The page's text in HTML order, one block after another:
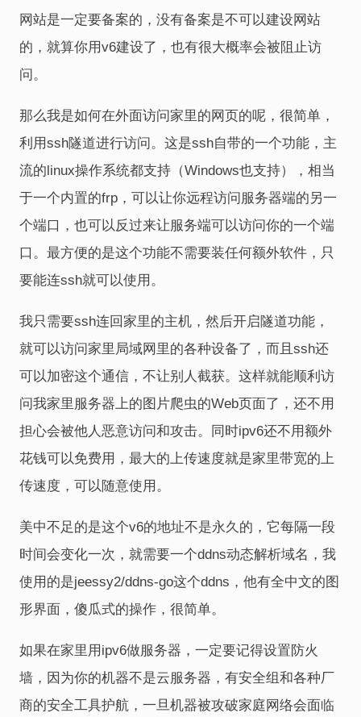
网站是一定要备案的，没有备案是不可以建设网站
的，就算你用v6建设了，也有很大概率会被阻止访
问。
那么我是如何在外面访问家里的网页的呢，很简单，
利用ssh隧道进行访问。这是ssh自带的一个功能，主
流的linux操作系统都支持（Windows也支持），相当
于一个内置的frp，可以让你远程访问服务器端的另一
个端口，也可以反过来让服务端可以访问你的一个端
口。最方便的是这个功能不需要装任何额外软件，只
要能连ssh就可以使用。
我只需要ssh连回家里的主机，然后开启隧道功能，
就可以访问家里局域网里的各种设备了，而且ssh还
可以加密这个通信，不让别人截获。这样就能顺利访
问我家里服务器上的图片爬虫的Web页面了，还不用
担心会被他人恶意访问和攻击。同时ipv6还不用额外
花钱可以免费用，最大的上传速度就是家里带宽的上
传速度，可以随意使用。
美中不足的是这个v6的地址不是永久的，它每隔一段
时间会变化一次，就需要一个ddns动态解析域名，我
使用的是jeessy2/ddns-go这个ddns，他有全中文的图
形界面，傻瓜式的操作，很简单。
如果在家里用ipv6做服务器，一定要记得设置防火
墙，因为你的机器不是云服务器，有安全组和各种厂
商的安全工具护航，一旦机器被攻破家庭网络会面临